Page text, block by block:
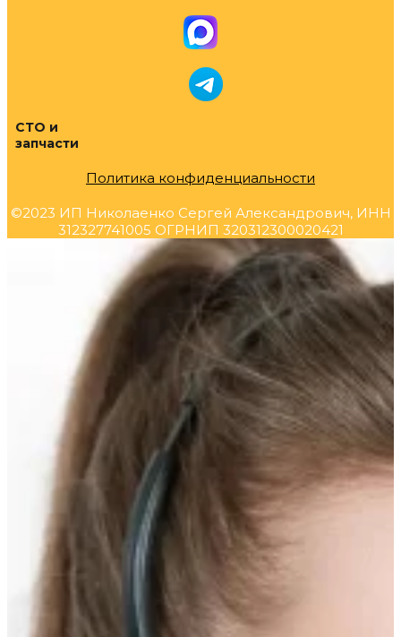
СТО и
запчасти
Политика конфиденциальности
©2023 ИП Николаенко Сергей Александрович, ИНН
312327741005 ОГРНИП 320312300020421